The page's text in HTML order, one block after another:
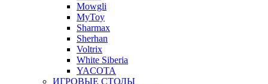
Mowgli
MyToy
Sharmax
Sherhan
Voltrix
White Siberia
YACOTA
ИГРОВЫЕ СТОЛЫ